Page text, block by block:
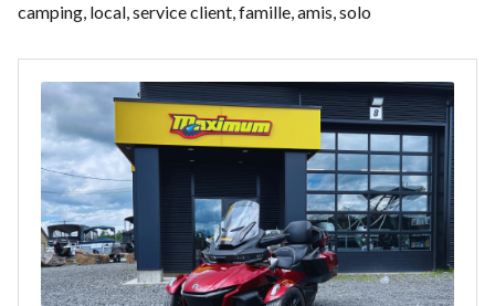
camping, local, service client, famille, amis, solo